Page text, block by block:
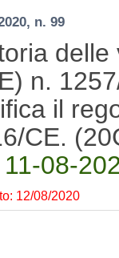
n. 99
n.
il
CE.
08-
12/08/2020